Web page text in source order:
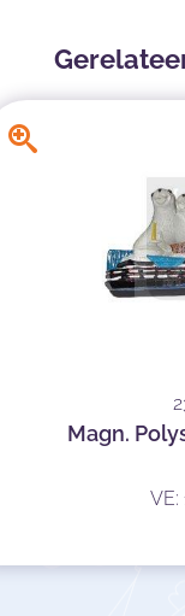
Magn.
VE: